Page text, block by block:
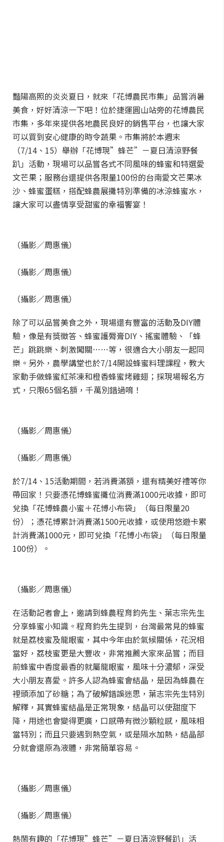
豔陽高照的炎炎夏日，就來「花博農民市集」品嘗消暑
美食，好好清涼一下吧！位於捷運圓山站旁的花博農民
市集，多年來提供各地農民良好的銷售平台，也讓大家
可以買到安心健康的時令蔬果。市集將於本週末
（7/14、15）舉辦「花博現”蜂芒”－夏日清涼野餐
趴」活動，現場可以品嘗各式不同風味的蜂蜜和特選愛
文芒果；服務台還提供各限量100份的台南愛文芒果冰
沙、蜂蜜蛋糕，搭配蜂農展攤特別準備的冰涼蜂蜜水，
讓大家可以盡情享受甜蜜的幸褔饗宴！
（攝影／周惠儀）
（攝影／周惠儀）
（攝影／周惠儀）
除了可以品嘗美食之外，現場還有豐富的活動及DIY體
驗，像是有獎徵答、蜂蜜護脣膏DIY、搖蜜體驗、「蜂
芒」跳跳樂、刺激闖關……等，很適合大小朋友一起同
樂。另外，農學講堂也於7/14開設蜂蜜料理課程，教大
家動手做蜂蜜紅茶凍和橙香蜂蜜烤雞翅；採現場報名方
式，只限65個名額，千萬別錯過唷！
（攝影／周惠儀）
（攝影／周惠儀）
於7/14、15活動期間，若消費滿額，還有精美好禮等你
帶回家！只要憑花博蜂蜜攤位消費滿1000元收據，即可
兌換「花博蜂農小蜜＋花博小布袋」（每日限量20
份）；憑花博累計消費滿1500元收據，或使用悠遊卡累
計消費滿1000元，即可兌換「花博小布袋」（每日限量
100份）。
（攝影／周惠儀）
在活動記者會上，邀請到蜂農程育鈞先生、葉志宗先生
分享蜂蜜小知識。程育鈞先生提到，台灣最常見的蜂蜜
就是荔枝蜜及龍眼蜜，其中今年由於氣候關係，花況相
當好，荔枝蜜更是大豐收，非常推薦大家來品嘗；而目
前蜂蜜中香度最香的就屬龍眼蜜，風味十分濃郁，深受
大小朋友喜愛。許多人認為蜂蜜會結晶，是因為蜂農在
裡頭添加了砂糖；為了破解錯誤迷思，葉志宗先生特別
解釋，其實蜂蜜結晶是正常現象，結晶可以使甜度下
降，用途也會變得更廣，口感帶有微沙顆粒感，風味相
當特別；而且只要遇到熱空氣，或是隔水加熱，結晶部
分就會還原為液體，非常簡單容易。
（攝影／周惠儀）
（攝影／周惠儀）
熱鬧有趣的「花博現”蜂芒”－夏日清涼野餐趴」活